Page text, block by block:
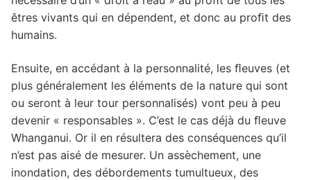
êtres vivants qui en dépendent, et donc au proﬁt des
humains.
Ensuite, en accédant à la personnalité, les ﬂeuves (et
plus généralement les éléments de la nature qui sont
ou seront à leur tour personnalisés) vont peu à peu
devenir « responsables ». C’est le cas déjà du ﬂeuve
Whanganui. Or il en résultera des conséquences qu’il
n’est pas aisé de mesurer. Un assèchement, une
inondation, des débordements tumultueux, des